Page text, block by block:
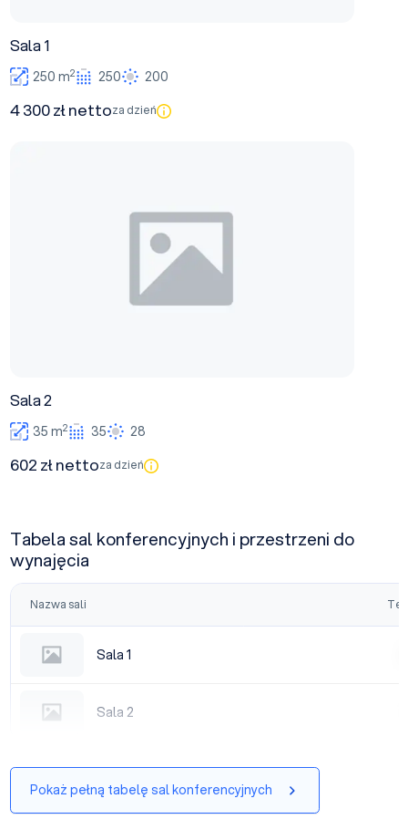
Sala 1
250 m2 250 200
4 300 zł nettoza dzień
Sala 2
35 m2 35 28
602 zł nettoza dzień
Tabela sal konferencyjnych i przestrzeni do
wynajęcia
Nazwa sali
Sala 1
Sala 1
Sala 2
Sala 2
Pokaż pełną tabelę sal konferencyjnych